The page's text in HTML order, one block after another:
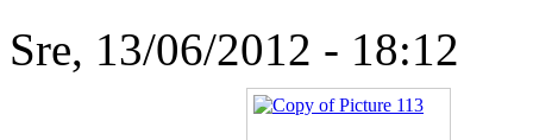
Sre, 13/06/2012 - 18:12